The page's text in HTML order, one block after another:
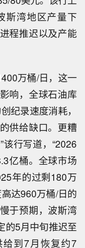
斯湾地区产量下
程推迟以及产能
万桶/日，这一
响，全球石油库
纪录速度消耗，
供给缺口。更糟
行写道，“2026
亿桶。全球市场
年的过剩180万
达960万桶/日的
于预期，波斯湾
的5月中旬推迟至
到7月恢复约7